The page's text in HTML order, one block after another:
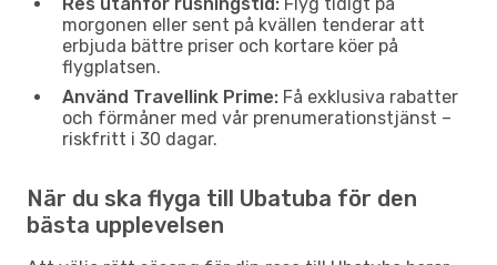
morgonen eller sent på kvällen tenderar att
erbjuda bättre priser och kortare köer på
flygplatsen.
Använd Travellink Prime: Få exklusiva rabatter
och förmåner med vår prenumerationstjänst –
riskfritt i 30 dagar.
När du ska flyga till Ubatuba för den
bästa upplevelsen